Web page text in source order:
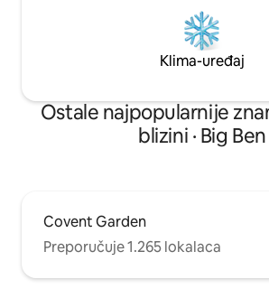
Klima-uređaj
Ostale najpopularnije
blizini · Big Ben
Covent Garden
Preporučuje 1.265 lokalaca